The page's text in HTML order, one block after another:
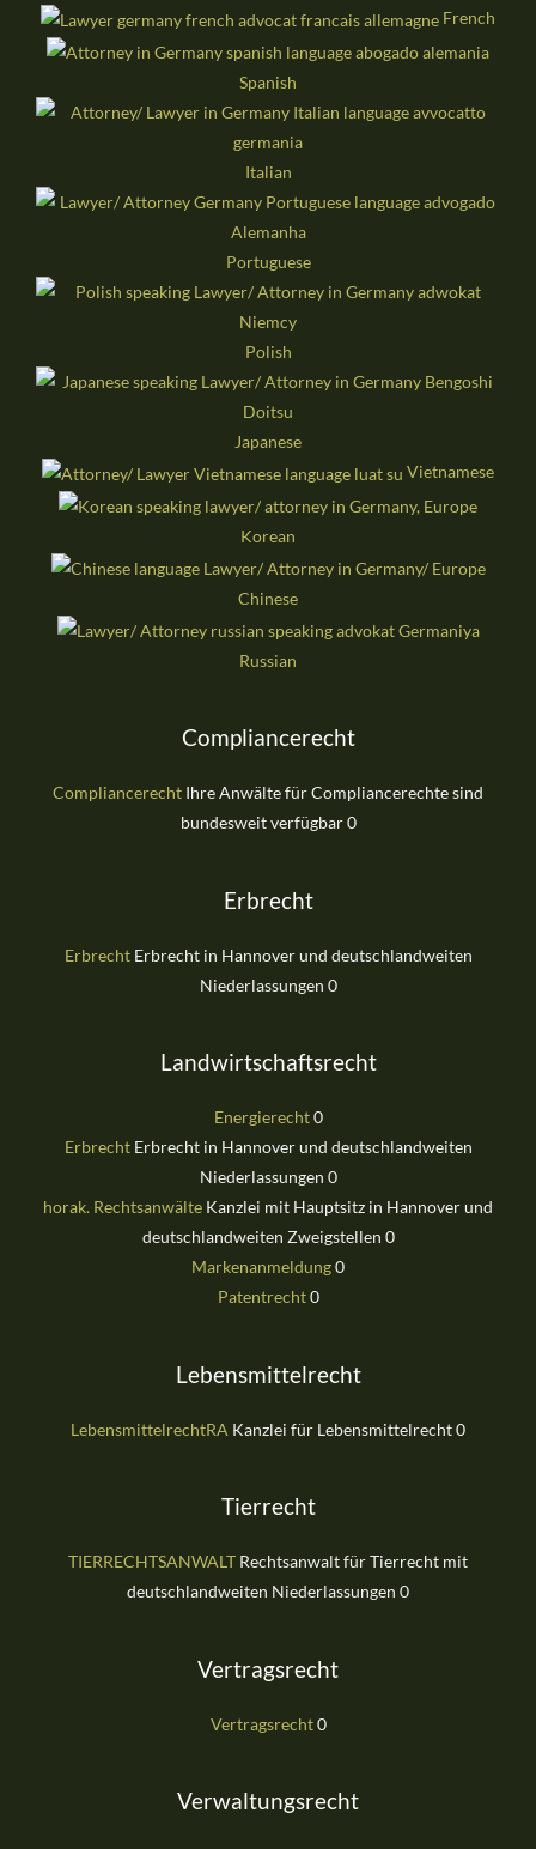
French
Spanish
Italian
Portuguese
Polish
Japanese
Vietnamese
Korean
Chinese
Russian
Compliancerecht
Compliancerecht Ihre Anwälte für Compliancerechte sind
bundesweit verfügbar 0
Erbrecht
ErbrechtErbrecht in Hannover und deutschlandweiten
Niederlassungen 0
Landwirtschaftsrecht
Energierecht0
ErbrechtErbrecht in Hannover und deutschlandweiten
Niederlassungen 0
horak. Rechtsanwälte Kanzlei mit Hauptsitz in Hannover und
deutschlandweiten Zweigstellen 0
Markenanmeldung0
Patentrecht0
Lebensmittelrecht
LebensmittelrechtRA Kanzlei für Lebensmittelrecht 0
Tierrecht
TIERRECHTSANWALT Rechtsanwalt für Tierrecht mit
deutschlandweiten Niederlassungen 0
Vertragsrecht
Vertragsrecht0
Verwaltungsrecht